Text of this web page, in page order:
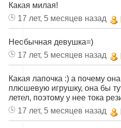
Какая милая!
17 лет, 5 месяцев назад
Необычная девушка=)
17 лет, 5 месяцев назад
Какая лапочка :) а почему
плюшевую игрушку, она бы
летел, поэтому у нее тока
17 лет, 5 месяцев назад